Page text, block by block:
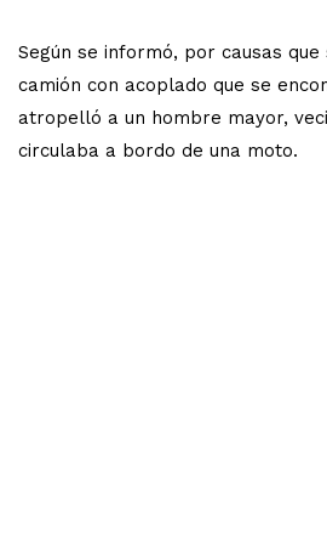
Según se informó, por causas que
camión con acoplado que se
atropelló a un hombre mayor,
circulaba a bordo de una moto.